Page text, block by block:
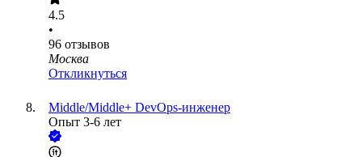
4.5
•
96 отзывов
Москва
Откликнуться
Middle/Middle+ DevOps-инженер
Опыт 3-6 лет